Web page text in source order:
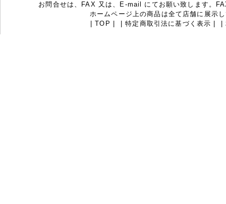
お問合せは、FAX 又は、E-mail にてお願い致します。
ホームページ上の商品は全て店舗に展示
|TOP |特定商取引法に基づく表示 |